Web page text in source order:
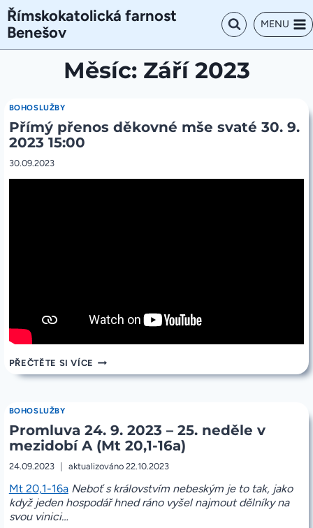
Přeskočit
na
obsah
Římskokatolická farnost
Benešov
MENU
Měsíc: Září 2023
BOHOSLUŽBY
Přímý přenos děkovné mše svaté 30. 9.
2023 15:00
30.09.2023
PŘEČTĚTE SI VÍCE PŘÍMÝ
9.
2023
15:00
BOHOSLUŽBY
Promluva 24. 9. 2023 – 25. neděle v
mezidobí A (Mt 20,1-16a)
24.09.2023 aktualizováno 22.10.2023
Mt 20,1-16aNeboť s královstvím nebeským je to tak, jako
když jeden hospodář hned ráno vyšel najmout dělníky na
svou vinici…